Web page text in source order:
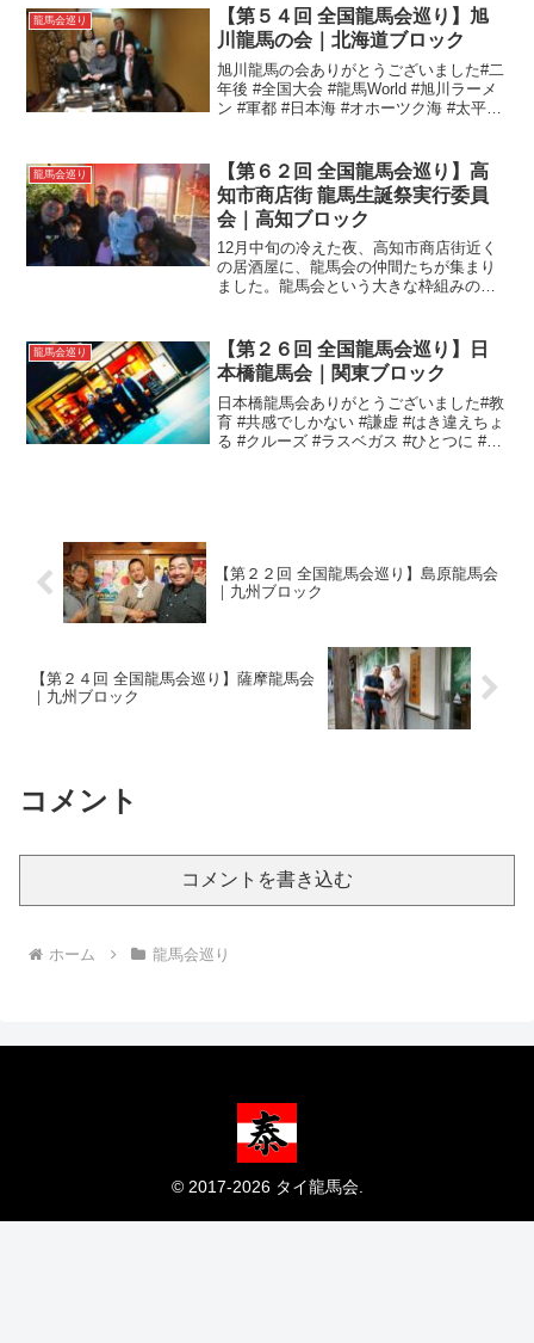
州龍馬会
龍馬会巡り
【第５４回 全国龍馬会巡り】旭
川龍馬の会｜北海道ブロック
旭川龍馬の会ありがとうございました#二
年後 #全国大会 #龍馬World #旭川ラーメ
ン #軍都 #日本海 #オホーツク海 #太平洋
前日本一周した中...
龍馬会巡り
【第６２回 全国龍馬会巡り】高
知市商店街 龍馬生誕祭実行委員
会｜高知ブロック
12月中旬の冷えた夜、高知市商店街近く
の居酒屋に、龍馬会の仲間たちが集まり
ました。龍馬会という大きな枠組みの中
に向けた想いを語り合う場でした。飲み
物を手に話し始めると、...
龍馬会巡り
【第２６回 全国龍馬会巡り】日
本橋龍馬会｜関東ブロック
日本橋龍馬会ありがとうございました#教
育 #共感でしかない #謙虚 #はき違えちょ
る #クルーズ #ラスベガス #ひとつに #縦
【第２２回 全国龍馬会巡り】島原龍馬会
｜九州ブロック
【第２４回 全国龍馬会巡り】薩摩龍馬会
｜九州ブロック
コメント
コメントを書き込む
ホーム 龍馬会巡り
© 2017-2026 タイ龍馬会.